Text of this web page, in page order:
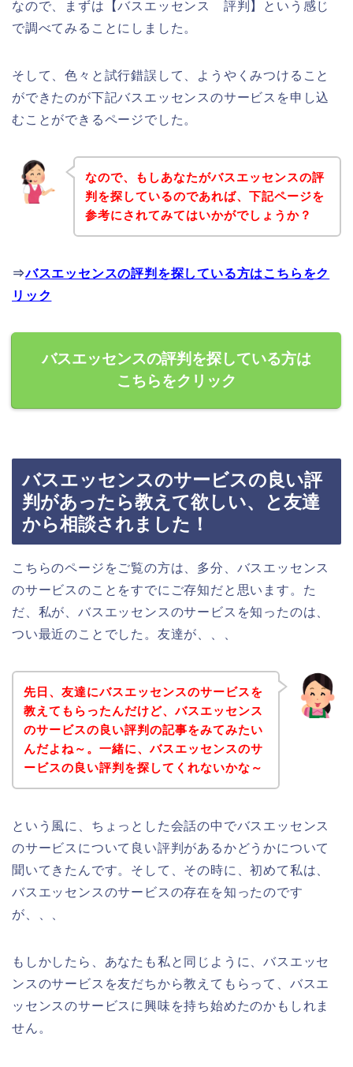
なので、まずは【バスエッセンス 評判】という感じ
で調べてみることにしました。
そして、色々と試行錯誤して、ようやくみつけること
ができたのが下記バスエッセンスのサービスを申し込
むことができるページでした。
なので、もしあなたがバスエッセンスの評
判を探しているのであれば、下記ページを
参考にされてみてはいかがでしょうか？
⇒バスエッセンスの評判を探している方はこちらをク
リック
バスエッセンスの評判を探している方は
こちらをクリック
バスエッセンスのサービスの良い評
判があったら教えて欲しい、と友達
から相談されました！
こちらのページをご覧の方は、多分、バスエッセンス
のサービスのことをすでにご存知だと思います。た
だ、私が、バスエッセンスのサービスを知ったのは、
つい最近のことでした。友達が、、、
先日、友達にバスエッセンスのサービスを
教えてもらったんだけど、バスエッセンス
のサービスの良い評判の記事をみてみたい
んだよね～。一緒に、バスエッセンスのサ
ービスの良い評判を探してくれないかな～
という風に、ちょっとした会話の中でバスエッセンス
のサービスについて良い評判があるかどうかについて
聞いてきたんです。そして、その時に、初めて私は、
バスエッセンスのサービスの存在を知ったのです
が、、、
もしかしたら、あなたも私と同じように、バスエッセ
ンスのサービスを友だちから教えてもらって、バスエ
ッセンスのサービスに興味を持ち始めたのかもしれま
せん。